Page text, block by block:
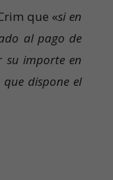
que «si en
al pago de
su importe en
dispone el